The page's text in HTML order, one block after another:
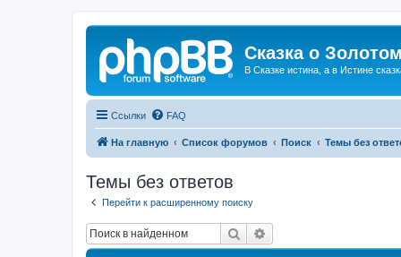
Сказка о
В Сказке истина, а в Истине
Ссылки FAQ
На главную Список форумов Поиск Темы без
Темы без ответов
Перейти к расширенному поиску
Поиск